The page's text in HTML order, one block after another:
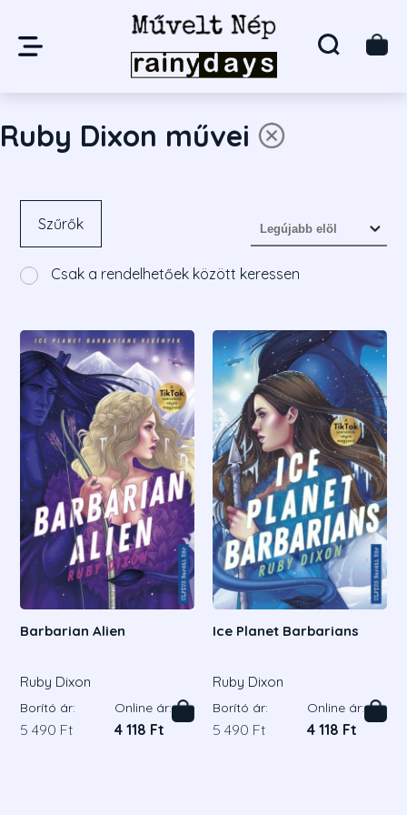
Ruby Dixon művei
Szűrők
Csak a rendelhetőek között keressen
Barbarian Alien
Ruby Dixon
Borító ár:
5 490 Ft
Online ár:
4 118 Ft
Ice Planet Barbarians
Ruby Dixon
Borító ár:
5 490 Ft
Online ár:
4 118 Ft